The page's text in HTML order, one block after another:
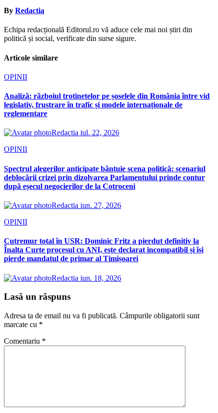
By Redactia
Echipa redacțională Editorul.ro vă aduce cele mai noi știri din
politică și social, verificate din surse sigure.
Articole similare
OPINII
Analiză: războiul trotinetelor pe șoselele din România între vid
legislativ, frustrare în trafic și modele internaționale de
reglementare
Redactia iul. 22, 2026
OPINII
Spectrul alegerilor anticipate bântuie scena politică: scenariul
deblocării crizei prin dizolvarea Parlamentului prinde contur
după eșecul negocierilor de la Cotroceni
Redactia iun. 27, 2026
OPINII
Cutremur total în USR: Dominic Fritz a pierdut definitiv la
Înalta Curte procesul cu ANI, este declarat incompatibil și își
pierde mandatul de primar al Timișoarei
Redactia iun. 18, 2026
Lasă un răspuns
Adresa ta de email nu va fi publicată. Câmpurile obligatorii sunt
marcate cu *
Comentariu *